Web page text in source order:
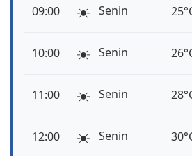
09:00 ☀️ Senin
10:00 ☀️ Senin
11:00 ☀️ Senin
12:00 ☀️ Senin